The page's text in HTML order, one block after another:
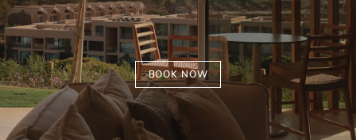
BOOK NOW